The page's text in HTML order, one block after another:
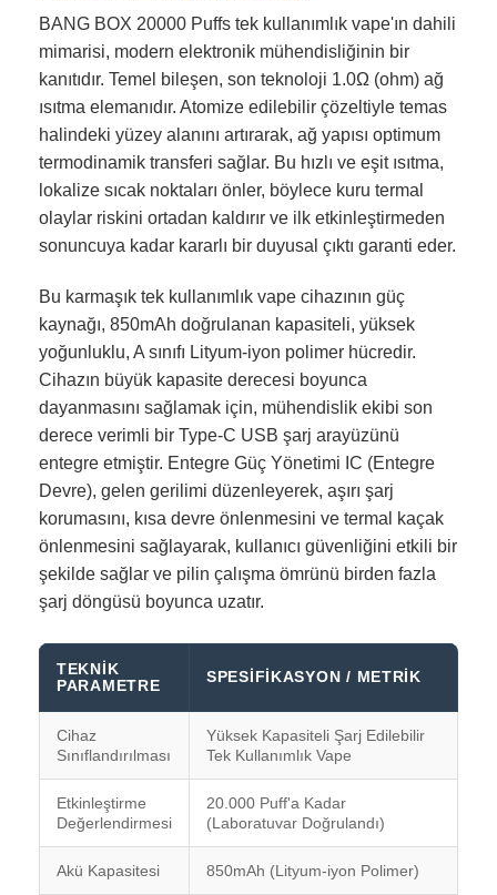
BANG BOX 20000 Puffs tek kullanımlık vape'ın dahili
mimarisi, modern elektronik mühendisliğinin bir
kanıtıdır. Temel bileşen, son teknoloji 1.0Ω (ohm) ağ
ısıtma elemanıdır. Atomize edilebilir çözeltiyle temas
halindeki yüzey alanını artırarak, ağ yapısı optimum
termodinamik transferi sağlar. Bu hızlı ve eşit ısıtma,
lokalize sıcak noktaları önler, böylece kuru termal
olaylar riskini ortadan kaldırır ve ilk etkinleştirmeden
sonuncuya kadar kararlı bir duyusal çıktı garanti eder.
Bu karmaşık tek kullanımlık vape cihazının güç
kaynağı, 850mAh doğrulanan kapasiteli, yüksek
yoğunluklu, A sınıfı Lityum-iyon polimer hücredir.
Cihazın büyük kapasite derecesi boyunca
dayanmasını sağlamak için, mühendislik ekibi son
derece verimli bir Type-C USB şarj arayüzünü
entegre etmiştir. Entegre Güç Yönetimi IC (Entegre
Devre), gelen gerilimi düzenleyerek, aşırı şarj
korumasını, kısa devre önlenmesini ve termal kaçak
önlenmesini sağlayarak, kullanıcı güvenliğini etkili bir
şekilde sağlar ve pilin çalışma ömrünü birden fazla
şarj döngüsü boyunca uzatır.
TEKNIK
PARAMETRE
SPESIFIKASYON / METRIK
Cihaz
Sınıflandırılması
Yüksek Kapasiteli Şarj Edilebilir
Tek Kullanımlık Vape
Etkinleştirme
Değerlendirmesi
20.000 Puff'a Kadar
(Laboratuvar Doğrulandı)
Akü Kapasitesi 850mAh (Lityum-iyon Polimer)